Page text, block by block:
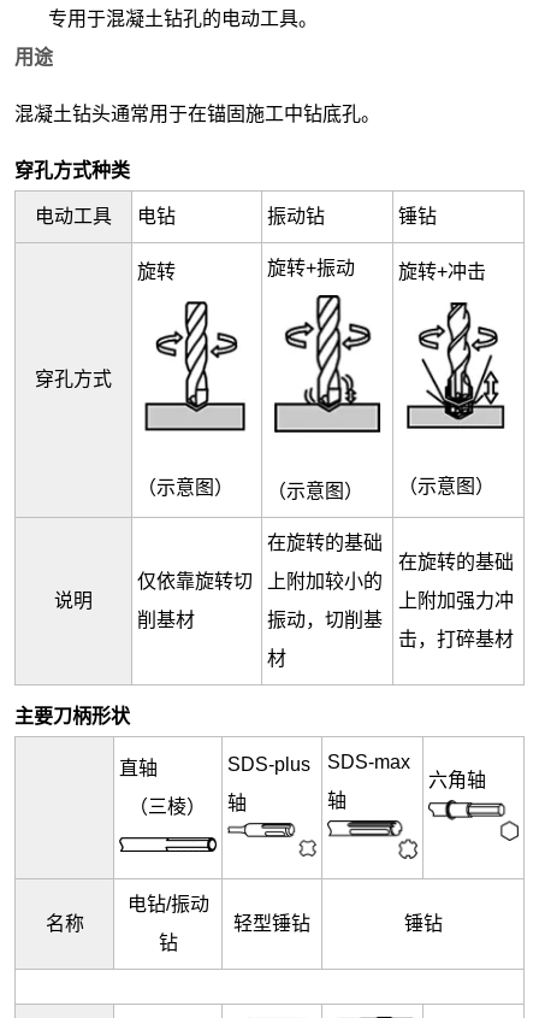
专用于混凝土钻孔的电动工具。
用途
混凝土钻头通常用于在锚固施工中钻底孔。
穿孔方式种类
电动工具 电钻 振动钻 锤钻
穿孔方式
旋转
（示意图）
旋转+振动
（示意图）
旋转+冲击
（示意图）
说明
仅依靠旋转切
削基材
在旋转的基础
上附加较小的
振动，切削基
材
在旋转的基础
上附加强力冲
击，打碎基材
主要刀柄形状
直轴
（三棱）
SDS-plus
轴
SDS-max
轴
六角轴
名称
电钻/振动
钻
轻型锤钻 锤钻